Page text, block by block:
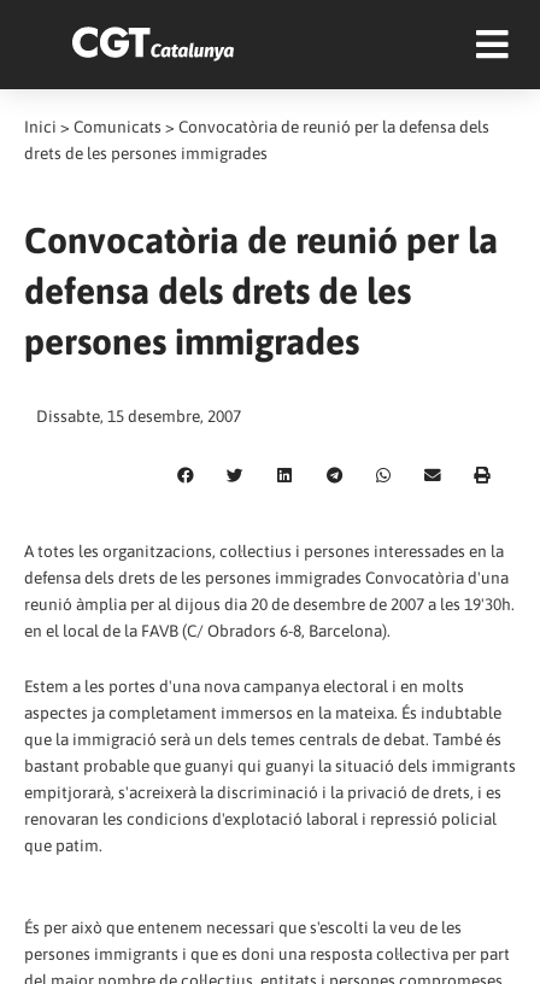
Inici > Comunicats > Convocatòria de reunió per la defensa dels
drets de les persones immigrades
Convocatòria de reunió per la
defensa dels drets de les
persones immigrades
Dissabte, 15 desembre, 2007
A totes les organitzacions, col·lectius i persones interessades en la
defensa dels drets de les persones immigrades Convocatòria d'una
reunió àmplia per al dijous dia 20 de desembre de 2007 a les 19'30h.
en el local de la FAVB (C/ Obradors 6-8, Barcelona).
Estem a les portes d'una nova campanya electoral i en molts
aspectes ja completament immersos en la mateixa. És indubtable
que la immigració serà un dels temes centrals de debat. També és
bastant probable que guanyi qui guanyi la situació dels immigrants
empitjorarà, s'acreixerà la discriminació i la privació de drets, i es
renovaran les condicions d'explotació laboral i repressió policial
que patim.
És per això que entenem necessari que s'escolti la veu de les
persones immigrants i que es doni una resposta col·lectiva per part